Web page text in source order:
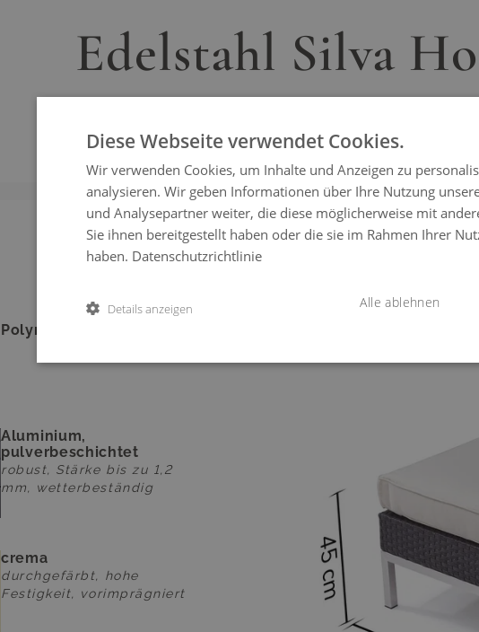
Edelstahl Silva
Polyrattan
Aluminium,
pulverbeschichtet
robust, Stärke bis zu 1,2
mm, wetterbeständig
crema
durchgefärbt, hohe
Festigkeit, vorimprägniert
Diese Webseite verwendet Cookies.
Wir verwenden Cookies, um Inhalte und Anzeigen zu
analysieren. Wir geben Informationen über Ihre Nutzung
und Analysepartner weiter, die diese möglicherweise mit
Sie ihnen bereitgestellt haben oder die sie im Rahmen Ihrer
haben. Datenschutzrichtlinie
Alle ablehnen
Details anzeigen